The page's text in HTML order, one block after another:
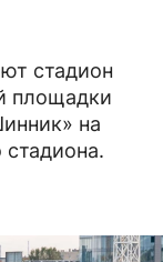
стадион
площадки
на
стадиона.